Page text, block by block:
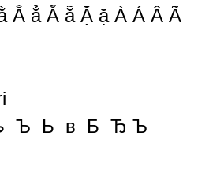
Ẳ ẳ Ẵ ẵ Ặ ặ À Á Â Ã
Β β в ฿ ط ظ Ъ Ь в Б Ђ Ъ